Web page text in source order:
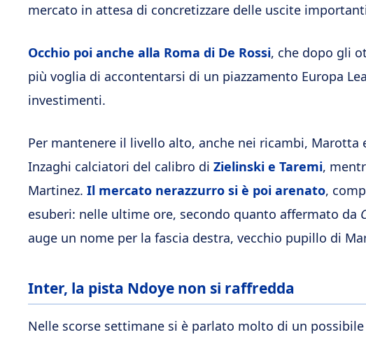
mercato in attesa di concretizzare delle uscite
Occhio poi anche alla Roma di De Rossi, che dopo gli
più voglia di accontentarsi di un piazzamento Europa
investimenti.
Per mantenere il livello alto, anche nei ricambi,
Inzaghi calciatori del calibro di Zielinski e Taremi,
Martinez. Il mercato nerazzurro si è poi arenato,
esuberi: nelle ultime ore, secondo quanto affermato da
auge un nome per la fascia destra, vecchio pupillo di
Inter, la pista Ndoye non si raffredda
Nelle scorse settimane si è parlato molto di un possibile